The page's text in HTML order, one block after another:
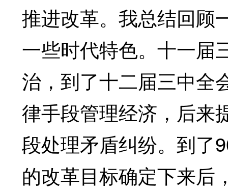
推进改革。我总结回顾
一些时代特色。十一届
治，到了十二届三中全
律手段管理经济，后来
段处理矛盾纠纷。到了
的改革目标确定下来后